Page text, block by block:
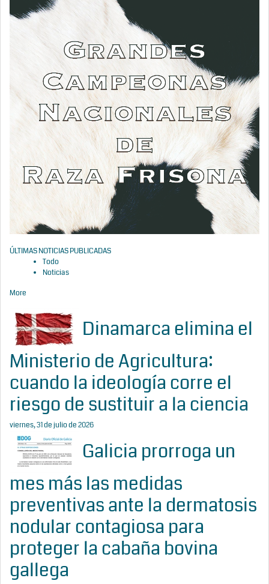
ÚLTIMAS NOTICIAS PUBLICADAS
Todo
Noticias
More
Dinamarca elimina el
Ministerio de Agricultura:
cuando la ideología corre el
riesgo de sustituir a la ciencia
viernes, 31 de julio de 2026
Galicia prorroga un
mes más las medidas
preventivas ante la dermatosis
nodular contagiosa para
proteger la cabaña bovina
gallega